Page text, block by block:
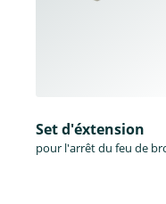
Set d'éxtension
pour l'arrêt du feu de